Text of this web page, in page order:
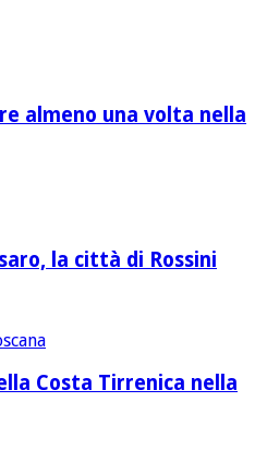
almeno una volta nella
la città di Rossini
Costa Tirrenica nella